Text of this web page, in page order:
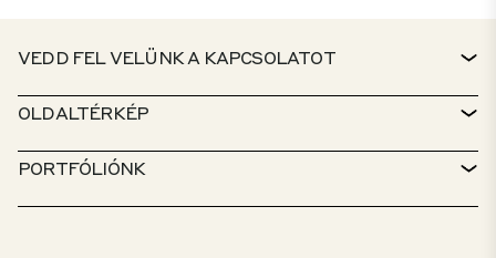
VEDD FEL VELÜNK A KAPCSOLATOT
KAPCSOLAT
ÜGYFÉLSZOLGÁLAT
OLDALTÉRKÉP
INGATLANKERESŐ
FENNTARTHATÓSÁG
PORTFÓLIÓNK